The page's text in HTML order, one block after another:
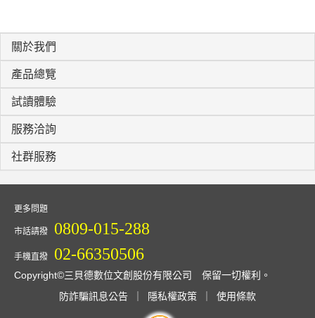
關於我們
產品總覽
試讀體驗
服務洽詢
社群服務
更多問題
市話請撥 0809-015-288
手機直撥 02-66350506
Copyright©三貝德數位文創股份有限公司 保留一切權利。
防詐騙訊息公告
隱私權政策 使用條款